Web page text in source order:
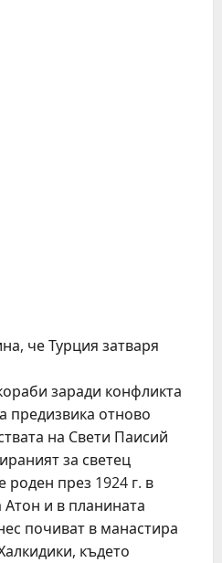
че Турция затваря
заради конфликта
предизвика отново
на Свети Паисий
за светец
роден през 1924 г. в
и в планината
почиват в манастира
където